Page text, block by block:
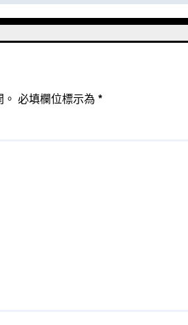
必填欄位標示為 *